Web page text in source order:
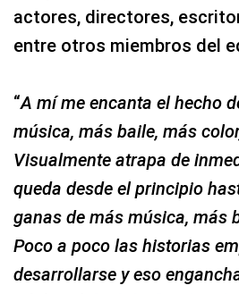
actores, directores,
entre otros miembros del
“A mí me encanta el hecho
música, más baile, más
Visualmente atrapa de
queda desde el principio
ganas de más música, más
Poco a poco las historias
desarrollarse y eso